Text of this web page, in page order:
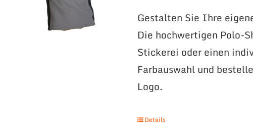
Gestalten Sie Ihre
Die hochwertigen Polo-
Stickerei oder einen
Farbauswahl und
Logo.
Details